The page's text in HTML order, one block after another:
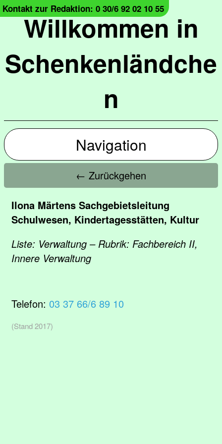
Willkommen in
Schenkenländche
n
Kontakt zur Redaktion: 0 30/6 92 02 10 55
Navigation
← Zurückgehen
Ilona Märtens Sachgebietsleitung
Schulwesen, Kindertagesstätten, Kultur
Liste: Verwaltung – Rubrik: Fachbereich II,
Innere Verwaltung
Telefon: 03 37 66/6 89 10
(Stand 2017)